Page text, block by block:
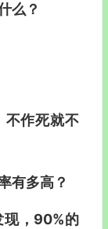
么？
不作死就不
有多高？
现，90%的